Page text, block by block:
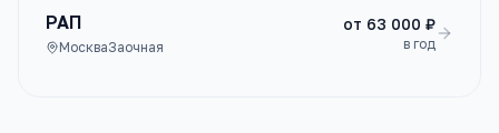
РАП
МоскваЗаочная
от 63 000 ₽
в год